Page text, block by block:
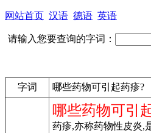
网站首页 汉语 德语 英语
请输入您要查询的字词：
字词 哪些药物可引起药疹?
哪些药物可引
药疹,亦称药物性皮炎,